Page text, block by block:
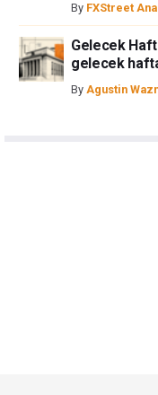
By FXStreet
Gelecek
gelecek
By Agustin